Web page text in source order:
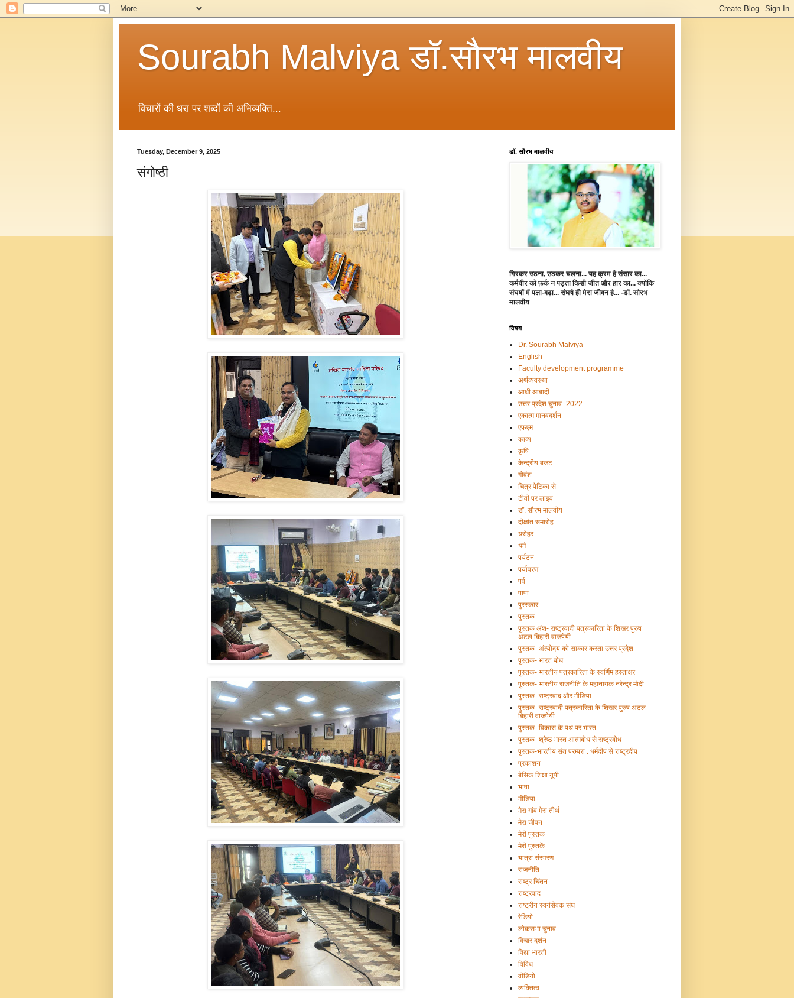
Sourabh Malviya डॉ.सौरभ मालवीय
विचारों की धरा पर शब्दों की अभिव्यक्ति...
Tuesday, December 9, 2025
संगोष्ठी
डॉ. सौरभ मालवीय
गिरकर उठना, उठकर चलना... यह क्रम है संसार का...
कर्मवीर को फ़र्क़ न पड़ता किसी जीत और हार का... क्योंकि
संघर्षों में पला-बढ़ा... संघर्ष ही मेरा जीवन है... -डॉ. सौरभ
मालवीय
विषय
Dr. Sourabh Malviya
English
Faculty development programme
अर्थव्यवस्था
आधी आबादी
उत्तर प्रदेश चुनाव- 2022
एकात्म मानवदर्शन
एफएम
काव्य
कृषि
केन्द्रीय बजट
गोवंश
चित्र पेटिका से
टीवी पर लाइव
डॉ. सौरभ मालवीय
दीक्षांत समारोह
धरोहर
धर्म
पर्यटन
पर्यावरण
पर्व
पापा
पुरस्कार
पुस्तक
पुस्तक अंश- राष्ट्रवादी पत्रकारिता के शिखर पुरुष
अटल बिहारी वाजपेयी
पुस्तक- अंत्योदय को साकार करता उत्तर प्रदेश
पुस्तक- भारत बोध
पुस्तक- भारतीय पत्रकारिता के स्वर्णिम हस्ताक्षर
पुस्तक- भारतीय राजनीति के महानायक नरेन्द्र मोदी
पुस्तक- राष्ट्रवाद और मीडिया
पुस्तक- राष्ट्रवादी पत्रकारिता के शिखर पुरुष अटल
बिहारी वाजपेयी
पुस्तक- विकास के पथ पर भारत
पुस्तक- श्रेष्ठ भारत आत्मबोध से राष्ट्रबोध
पुस्तक-भारतीय संत परम्परा : धर्मदीप से राष्ट्रदीप
प्रकाशन
बेसिक शिक्षा यूपी
भाषा
मीडिया
मेरा गांव मेरा तीर्थ
मेरा जीवन
मेरी पुस्तक
मेरी पुस्तकें
यात्रा संस्मरण
राजनीति
राष्ट्र चिंतन
राष्ट्रवाद
राष्ट्रीय स्वयंसेवक संघ
रेडियो
लोकसभा चुनाव
विचार दर्शन
विद्या भारती
विविध
वीडियो
व्यक्तित्व